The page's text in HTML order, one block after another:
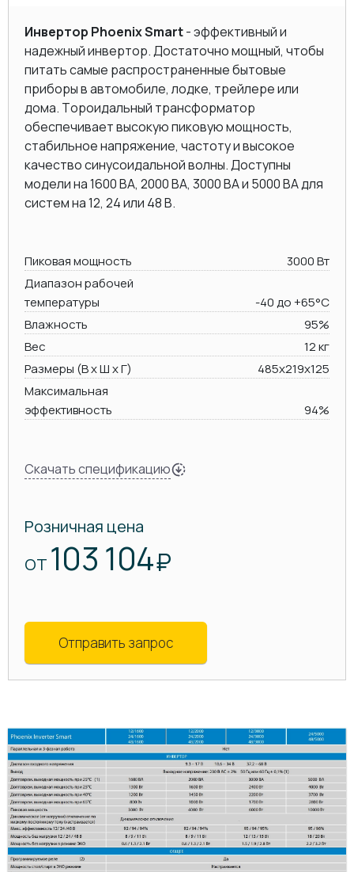
Инвертор Phoenix Smart- эффективный и
надежный инвертор. Достаточно мощный, чтобы
питать самые распространенные бытовые
приборы в автомобиле, лодке, трейлере или
дома. Тороидальный трансформатор
обеспечивает высокую пиковую мощность,
стабильное напряжение, частоту и высокое
качество синусоидальной волны. Доступны
модели на 1600 ВА, 2000 BA, 3000 BA и 5000 ВА для
систем на 12, 24 или 48 В.
Пиковая мощность
3000 Вт
Диапазон рабочей
температуры
-40 до +65°C
Влажность
95%
Вес
12 кг
Размеры (В х Ш х Г)
485х219x125
Максимальная
эффективность
94%
Скачать спецификацию
Розничная цена
ОТ 103 104₽
Отправить запрос